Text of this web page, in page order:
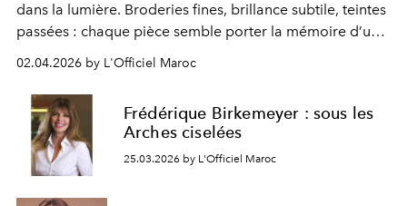
dans la lumière. Broderies fines, brillance subtile, teintes
passées : chaque pièce semble porter la mémoire d’un
geste ancien, revisité avec douceur et modernité.
02.04.2026 by L'Officiel Maroc
Frédérique Birkemeyer : sous les
Arches ciselées
25.03.2026 by L'Officiel Maroc